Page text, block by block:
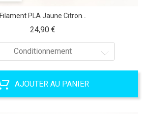
Filament PLA Jaune Citron...
24,90 €
Conditionnement
AJOUTER AU PANIER